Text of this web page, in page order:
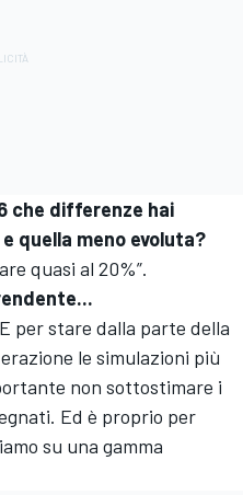
che differenze hai
quella meno evoluta?
quasi al 20%”.
per stare dalla parte della
le simulazioni più
non sottostimare i
Ed è proprio per
su una gamma